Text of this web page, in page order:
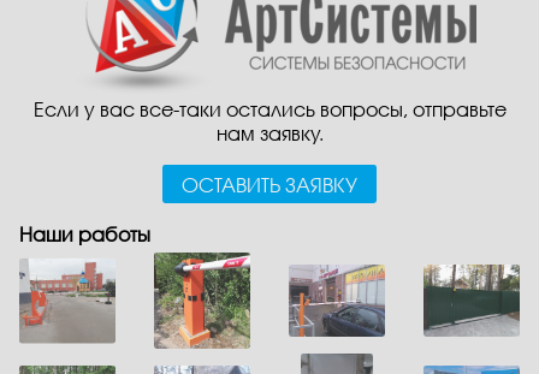
Если у вас все-таки остались вопросы, отправьте
нам заявку.
ОСТАВИТЬ ЗАЯВКУ
Наши работы